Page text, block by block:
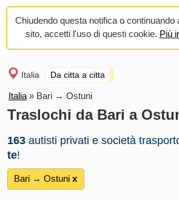
Chiudendo questa notifica o continuando
sito, accetti l'uso di questi cookie. Più
Italia Da citta a citta
Italia » Bari → Ostuni
Traslochi da Bari a
163 autisti privati e società
te!
Bari → Ostuni х